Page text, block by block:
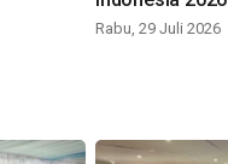
Rabu, 29 Juli 2026